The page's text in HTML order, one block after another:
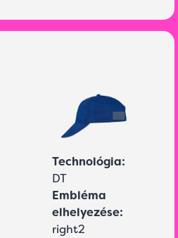
Technológia:
DT
Embléma
elhelyezése:
right2